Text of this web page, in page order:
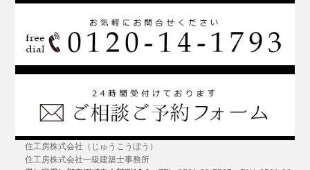
住工房株式会社（じゅうこうぼう）
住工房株式会社一級建築士事務所